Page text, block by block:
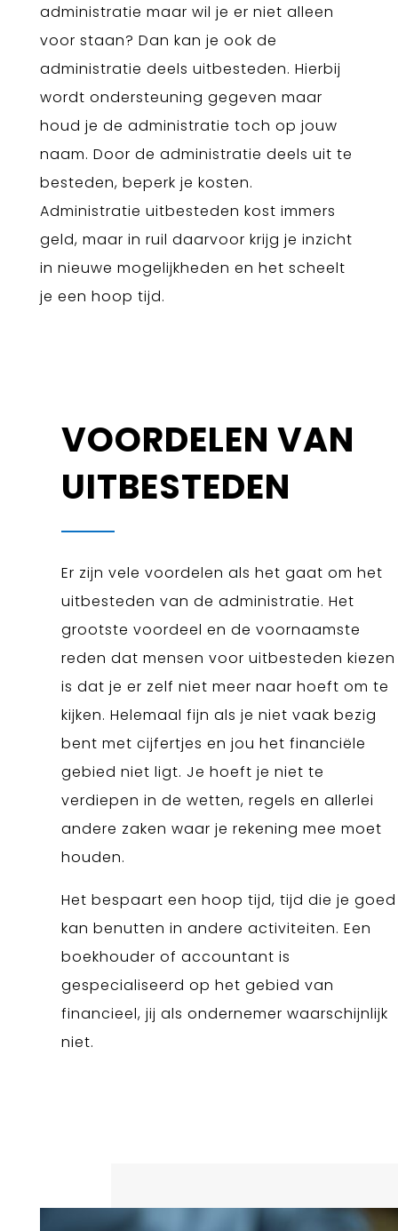
administratie maar wil je er niet alleen
voor staan? Dan kan je ook de
administratie deels uitbesteden. Hierbij
wordt ondersteuning gegeven maar
houd je de administratie toch op jouw
naam. Door de administratie deels uit te
besteden, beperk je kosten.
Administratie uitbesteden kost immers
geld, maar in ruil daarvoor krijg je inzicht
in nieuwe mogelijkheden en het scheelt
je een hoop tijd.
VOORDELEN VAN
UITBESTEDEN
Er zijn vele voordelen als het gaat om het
uitbesteden van de administratie. Het
grootste voordeel en de voornaamste
reden dat mensen voor uitbesteden kiezen
is dat je er zelf niet meer naar hoeft om te
kijken. Helemaal fijn als je niet vaak bezig
bent met cijfertjes en jou het financiële
gebied niet ligt. Je hoeft je niet te
verdiepen in de wetten, regels en allerlei
andere zaken waar je rekening mee moet
houden.
Het bespaart een hoop tijd, tijd die je goed
kan benutten in andere activiteiten. Een
boekhouder of accountant is
gespecialiseerd op het gebied van
financieel, jij als ondernemer waarschijnlijk
niet.